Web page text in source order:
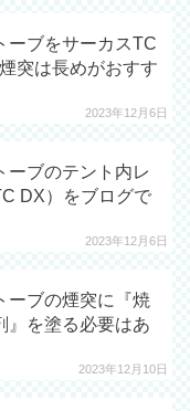
2023年12月6日
ーブをサーカスTC
突は長めがおすす
2023年12月6日
ーブのテント内レ
DX）をブログで
2023年12月10日
ーブの煙突に『焼
』を塗る必要はあ